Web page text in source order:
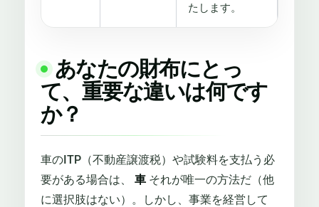
たします。
あなたの財布にとっ
て、重要な違いは何です
か？
車のITP（不動産譲渡税）や試験料を支払う必
要がある場合は、 車 それが唯一の方法だ（他
に選択肢はない）。しかし、事業を経営して